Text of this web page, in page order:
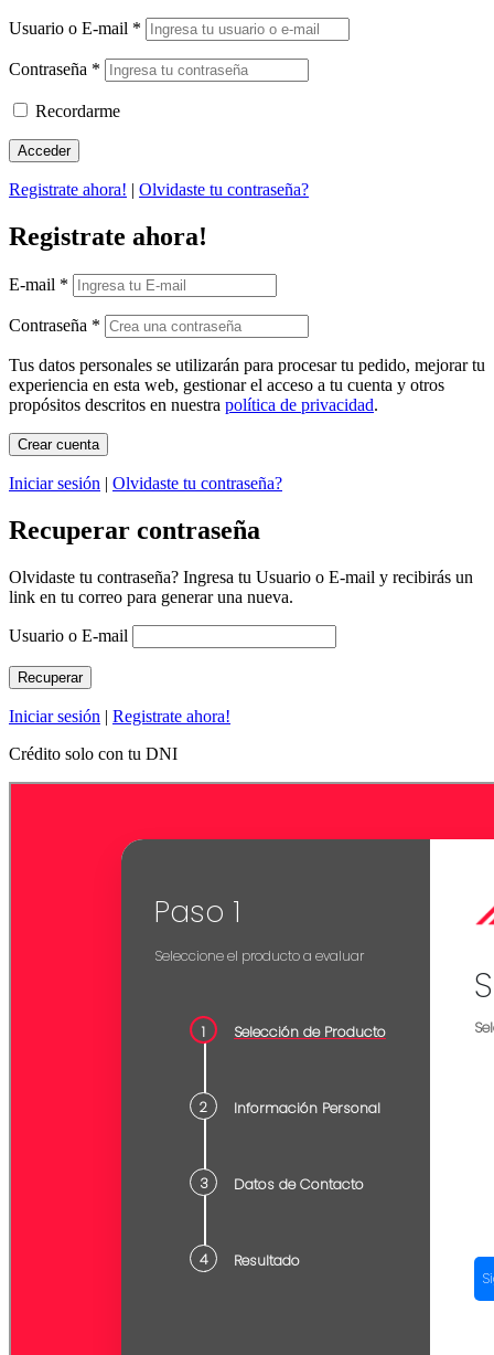
Usuario o E-mail *
Contraseña *
Recordarme
Registrate ahora! | Olvidaste tu contraseña?
Registrate ahora!
E-mail *
Contraseña *
Tus datos personales se utilizarán para procesar tu pedido, mejorar tu
experiencia en esta web, gestionar el acceso a tu cuenta y otros
propósitos descritos en nuestra política de privacidad.
Iniciar sesión | Olvidaste tu contraseña?
Recuperar contraseña
Olvidaste tu contraseña? Ingresa tu Usuario o E-mail y recibirás un
link en tu correo para generar una nueva.
Usuario o E-mail
Iniciar sesión | Registrate ahora!
Crédito solo con tu DNI